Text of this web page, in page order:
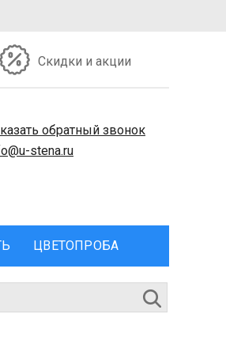
Скидки и акции
обратный звонок
stena.ru
ЦВЕТОПРОБА